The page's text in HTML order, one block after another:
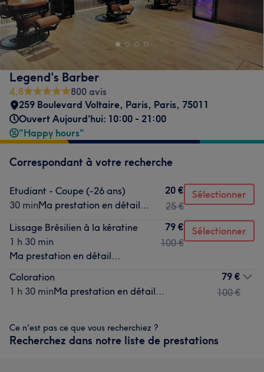
Legend's Barber
4,8
800 avis
259 Boulevard Voltaire, Paris, Paris, 75011
Ouvert Aujourd'hui: 10:00 - 21:00
"Happy hours"
Correspondant à votre recherche
Etudiant - Coupe (-26 ans)
30 minMa prestation en détail...
20 €
25 €
Sélectionner
Lissage Brésilien à la kératine
1 h 30 min
Ma prestation en détail...
79 €
100 €
Sélectionner
Coloration
1 h 30 minMa prestation en détail...
79 €
100 €
Ce n'est pas ce que vous recherchiez ?
Recherchez dans notre liste de prestations